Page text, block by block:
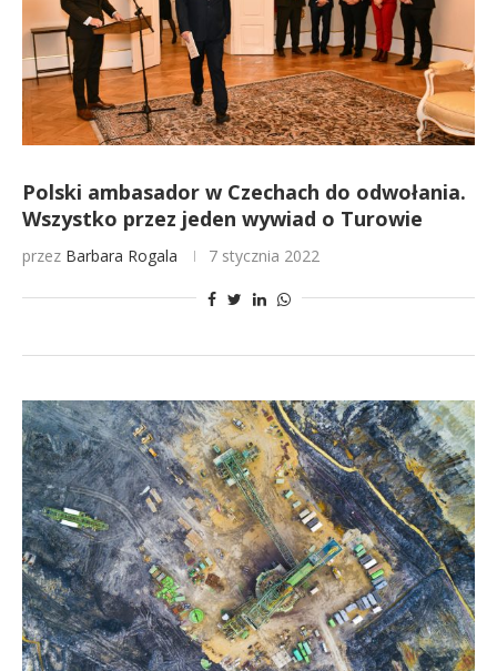
Polski ambasador w Czechach do odwołania.
Wszystko przez jeden wywiad o Turowie
przez Barbara Rogala 7 stycznia 2022